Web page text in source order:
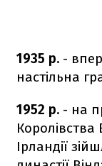
1935 р. -
настільна
1952 р. - на
Королівства
Ірландії